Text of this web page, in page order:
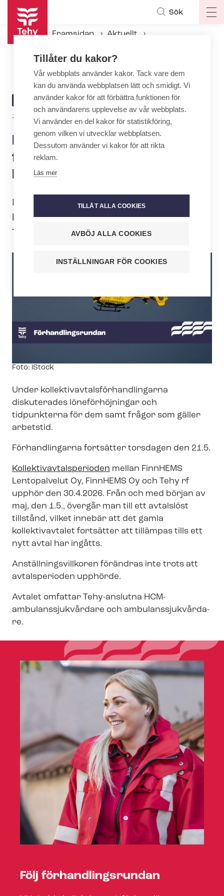
Hoppa
huvudinnehåll
Sök
Framsidan
Aktuellt
ARTICLE
CATEGORY
AKTUELLT
19.5.2026 | 7:53
Betydande framsteg i
förhandlingarna med
FinnHEMS
I går (18.5) fortsatte förhandlingarna om
kollektivavtalet mellan FinnHEMS och
Tehy.
Image
Foto: iStock
Under kol­lek­tivav­tals­för­hand­ling­ar­na
diskuterades löneförhöjningar och
tidpunkterna för dem samt frågor som gäller
arbetstid.
Förhandlingarna fortsätter torsdagen den 21.5.
Kol­lek­tivav­tal­s­pe­ri­o­den mellan FinnHEMS
Lentopalvelut Oy, FinnHEMS Oy och Tehy rf
upphör den 30.4.2026. Från och med början av
maj, den 1.5., övergår man till ett avtalslöst
tillstånd, vilket innebär att det gamla
kollektivavtalet fortsätter att tillämpas tills ett
nytt avtal har ingåtts.
An­ställ­nings­vill­ko­ren förändras inte trots att
avtalsperioden upphörde.
Avtalet omfattar Tehy-anslutna HCM-​
ambulanssjukvårdare och am­bu­lans­sjuk­vår­da­
re.
Följ för­hand­lings­run­dan
Tillåter du kakor?
Vår webbplats använder kakor. Tack vare dem
kan du använda webbplatsen lätt och smidigt. Vi
använder kakor för att förbättra funktionen för
och användarens upplevelse av vår webbplats.
Vi använder en del kakor för statistikföring,
genom vilken vi utvecklar webbplatsen.
Dessutom använder vi kakor för att rikta
reklam.
Läs mer
TILLÅT ALLA COOKIES
AVBÖJ ALLA COOKIES
INSTÄLLNINGAR FÖR COOKIES